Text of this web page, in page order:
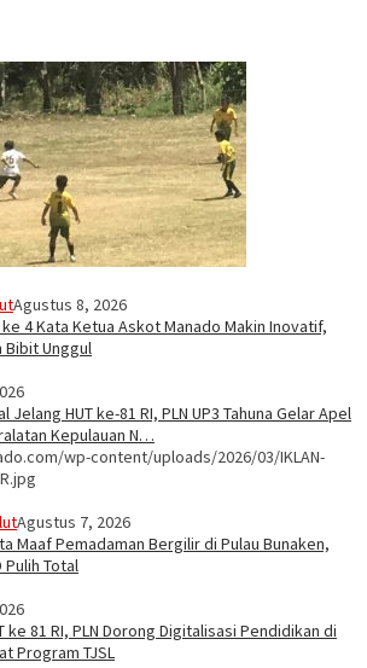
Agustus 8, 2026
ke 4 Kata Ketua Askot Manado Makin Inovatif,
Bibit Unggul
Jelang HUT ke-81 RI, PLN UP3 Tahuna Gelar Apel
Kepulauan N…
wp-content/uploads/2026/03/IKLAN-
Agustus 7, 2026
Maaf Pemadaman Bergilir di Pulau Bunaken,
Pulih Total
ke 81 RI, PLN Dorong Digitalisasi Pendidikan di
Program TJSL